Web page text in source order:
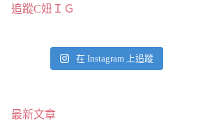
追蹤C妞ＩＧ
在 Instagram 上追蹤
最新文章